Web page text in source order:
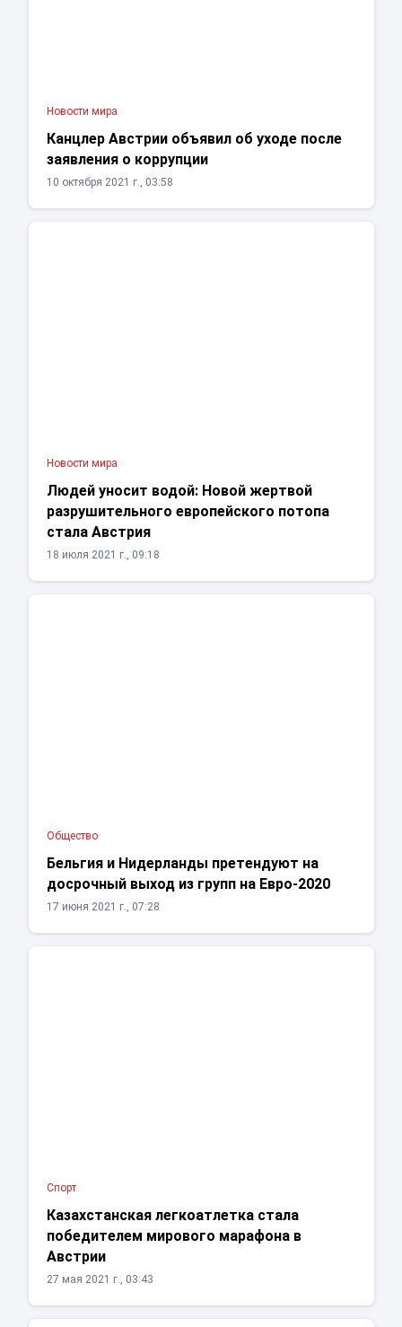
Новости мира
Канцлер Австрии объявил об уходе после
заявления о коррупции
10 октября 2021 г., 03:58
Новости мира
Людей уносит водой: Новой жертвой
разрушительного европейского потопа
стала Австрия
18 июля 2021 г., 09:18
Общество
Бельгия и Нидерланды претендуют на
досрочный выход из групп на Евро-2020
17 июня 2021 г., 07:28
Спорт
Казахстанская легкоатлетка стала
победителем мирового марафона в
Австрии
27 мая 2021 г., 03:43